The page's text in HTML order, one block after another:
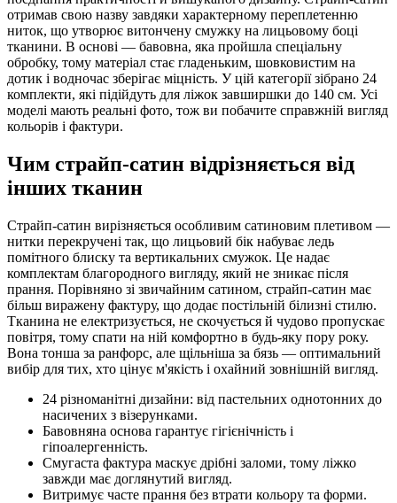
отримав свою назву завдяки характерному переплетенню
ниток, що утворює витончену смужку на лицьовому боці
тканини. В основі — бавовна, яка пройшла спеціальну
обробку, тому матеріал стає гладеньким, шовковистим на
дотик і водночас зберігає міцність. У цій категорії зібрано 24
комплекти, які підійдуть для ліжок завширшки до 140 см. Усі
моделі мають реальні фото, тож ви побачите справжній вигляд
кольорів і фактури.
Чим страйп-сатин відрізняється від
інших тканин
Страйп-сатин вирізняється особливим сатиновим плетивом —
нитки перекручені так, що лицьовий бік набуває ледь
помітного блиску та вертикальних смужок. Це надає
комплектам благородного вигляду, який не зникає після
прання. Порівняно зі звичайним сатином, страйп-сатин має
більш виражену фактуру, що додає постільній білизні стилю.
Тканина не електризується, не скочується й чудово пропускає
повітря, тому спати на ній комфортно в будь-яку пору року.
Вона тонша за ранфорс, але щільніша за бязь — оптимальний
вибір для тих, хто цінує м'якість і охайний зовнішній вигляд.
24 різноманітні дизайни: від пастельних однотонних до
насичених з візерунками.
Бавовняна основа гарантує гігієнічність і
гіпоалергенність.
Смугаста фактура маскує дрібні заломи, тому ліжко
завжди має доглянутий вигляд.
Витримує часте прання без втрати кольору та форми.